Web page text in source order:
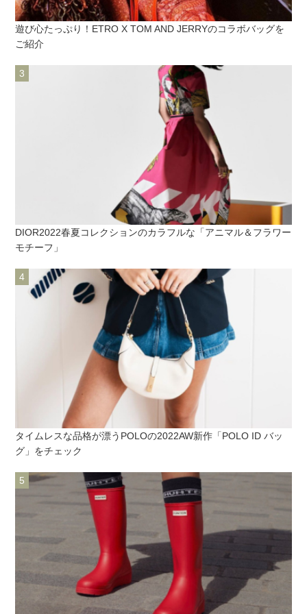
遊び心たっぷり！ETRO X TOM AND JERRYのコラボバッグを
ご紹介
DIOR2022春夏コレクションのカラフルな「アニマル＆フラワー
モチーフ」
タイムレスな品格が漂うPOLOの2022AW新作「POLO ID バッ
グ」をチェック